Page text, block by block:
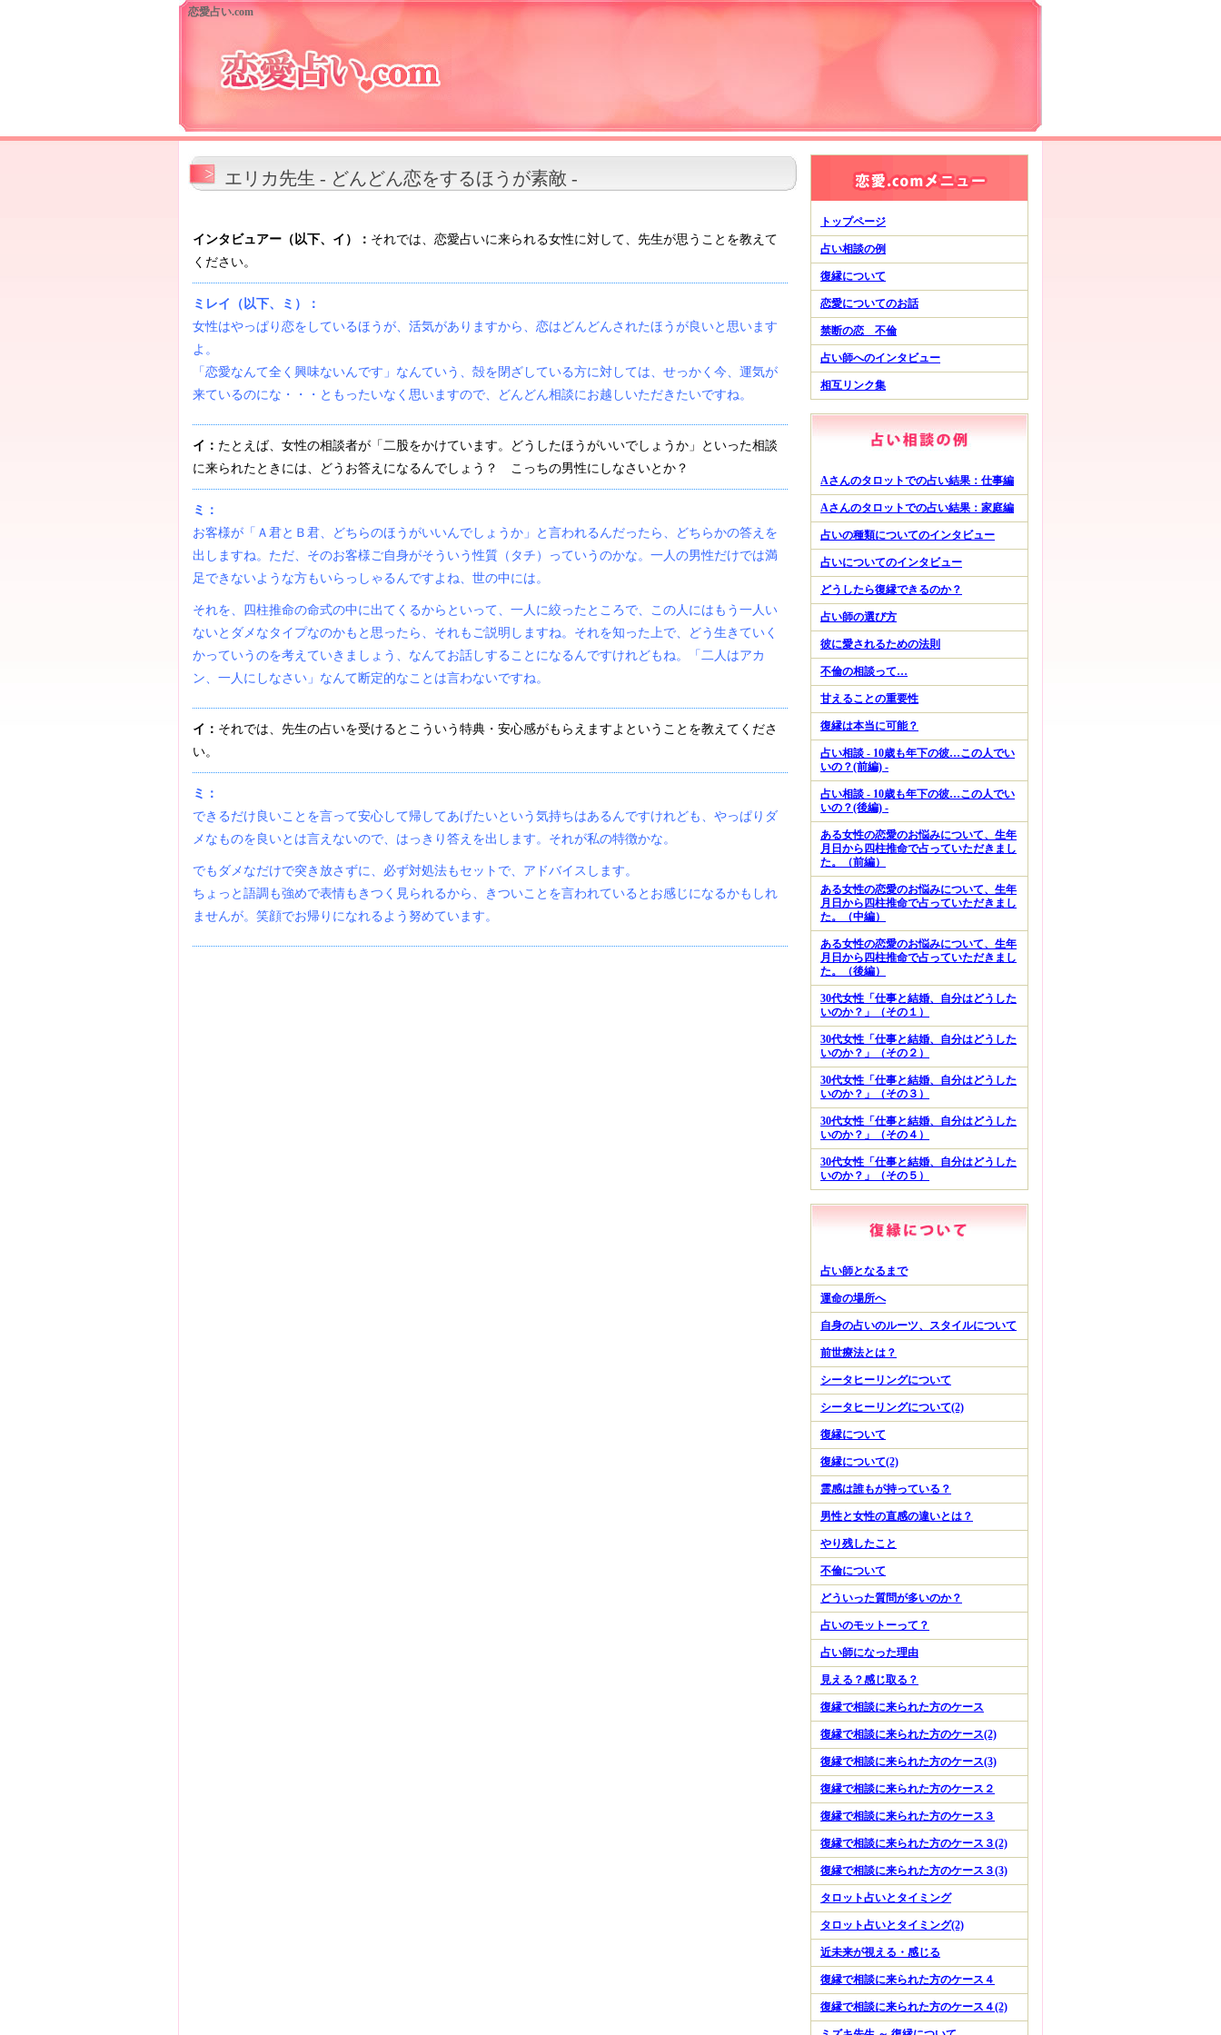
恋愛占い.com
トップページ
占い相談の例
復縁について
恋愛についてのお話
禁断の恋 不倫
占い師へのインタビュー
相互リンク集
Aさんのタロットでの占い結果：仕事編
Aさんのタロットでの占い結果：家庭編
占いの種類についてのインタビュー
占いについてのインタビュー
どうしたら復縁できるのか？
占い師の選び方
彼に愛されるための法則
不倫の相談って…
甘えることの重要性
復縁は本当に可能？
占い相談 - 10歳も年下の彼…この人でい
いの？(前編) -
占い相談 - 10歳も年下の彼…この人でい
いの？(後編) -
ある女性の恋愛のお悩みについて、生年
月日から四柱推命で占っていただきまし
た。（前編）
ある女性の恋愛のお悩みについて、生年
月日から四柱推命で占っていただきまし
た。（中編）
ある女性の恋愛のお悩みについて、生年
月日から四柱推命で占っていただきまし
た。（後編）
30代女性「仕事と結婚、自分はどうした
いのか？」（その１）
30代女性「仕事と結婚、自分はどうした
いのか？」（その２）
30代女性「仕事と結婚、自分はどうした
いのか？」（その３）
30代女性「仕事と結婚、自分はどうした
いのか？」（その４）
30代女性「仕事と結婚、自分はどうした
いのか？」（その５）
占い師となるまで
運命の場所へ
自身の占いのルーツ、スタイルについて
前世療法とは？
シータヒーリングについて
シータヒーリングについて(2)
復縁について
復縁について(2)
霊感は誰もが持っている？
男性と女性の直感の違いとは？
やり残したこと
不倫について
どういった質問が多いのか？
占いのモットーって？
占い師になった理由
見える？感じ取る？
復縁で相談に来られた方のケース
復縁で相談に来られた方のケース(2)
復縁で相談に来られた方のケース(3)
復縁で相談に来られた方のケース２
復縁で相談に来られた方のケース３
復縁で相談に来られた方のケース３(2)
復縁で相談に来られた方のケース３(3)
タロット占いとタイミング
タロット占いとタイミング(2)
近未来が視える・感じる
復縁で相談に来られた方のケース４
復縁で相談に来られた方のケース４(2)
エリカ先生 - どんどん恋をするほうが素敵 -
インタビュアー（以下、イ）： それでは、恋愛占いに来られる女性に対して、先生が思うことを教えて
ください。
ミレイ（以下、ミ）：
女性はやっぱり恋をしているほうが、活気がありますから、恋はどんどんされたほうが良いと思います
よ。
「恋愛なんて全く興味ないんです」なんていう、殻を閉ざしている方に対しては、せっかく今、運気が
来ているのにな・・・ともったいなく思いますので、どんどん相談にお越しいただきたいですね。
イ： たとえば、女性の相談者が「二股をかけています。どうしたほうがいいでしょうか」といった相談
に来られたときには、どうお答えになるんでしょう？ こっちの男性にしなさいとか？
ミ：
お客様が「Ａ君とＢ君、どちらのほうがいいんでしょうか」と言われるんだったら、どちらかの答えを
出しますね。ただ、そのお客様ご自身がそういう性質（タチ）っていうのかな。一人の男性だけでは満
足できないような方もいらっしゃるんですよね、世の中には。
それを、四柱推命の命式の中に出てくるからといって、一人に絞ったところで、この人にはもう一人い
ないとダメなタイプなのかもと思ったら、それもご説明しますね。それを知った上で、どう生きていく
かっていうのを考えていきましょう、なんてお話しすることになるんですけれどもね。「二人はアカ
ン、一人にしなさい」なんて断定的なことは言わないですね。
イ： それでは、先生の占いを受けるとこういう特典・安心感がもらえますよということを教えてくださ
い。
ミ：
できるだけ良いことを言って安心して帰してあげたいという気持ちはあるんですけれども、やっぱりダ
メなものを良いとは言えないので、はっきり答えを出します。それが私の特徴かな。
でもダメなだけで突き放さずに、必ず対処法もセットで、アドバイスします。
ちょっと語調も強めで表情もきつく見られるから、きついことを言われているとお感じになるかもしれ
ませんが。笑顔でお帰りになれるよう努めています。